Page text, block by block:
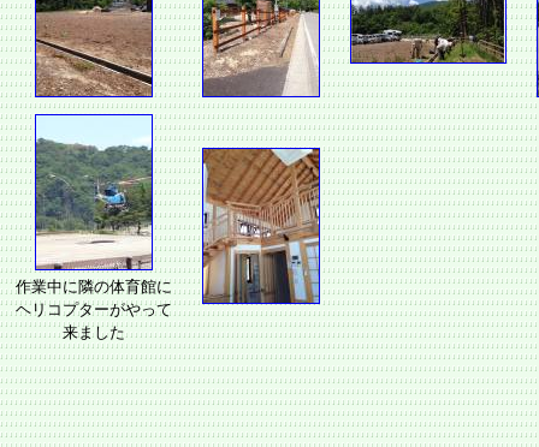
作業中に隣の体育館に
ヘリコプターがやって
来ました